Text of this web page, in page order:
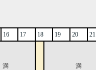
16 17 18 19 20 21
満 満